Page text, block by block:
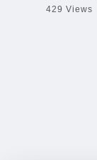
429 Views